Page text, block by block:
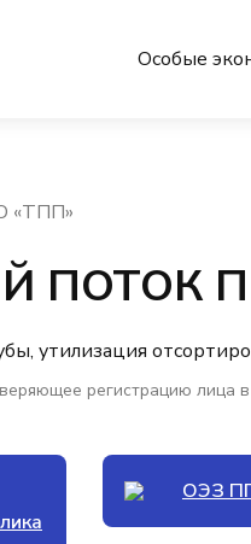
Особые
«ТПП»
ПОТОК
утилизация
регистрацию лица
ОЭЗ